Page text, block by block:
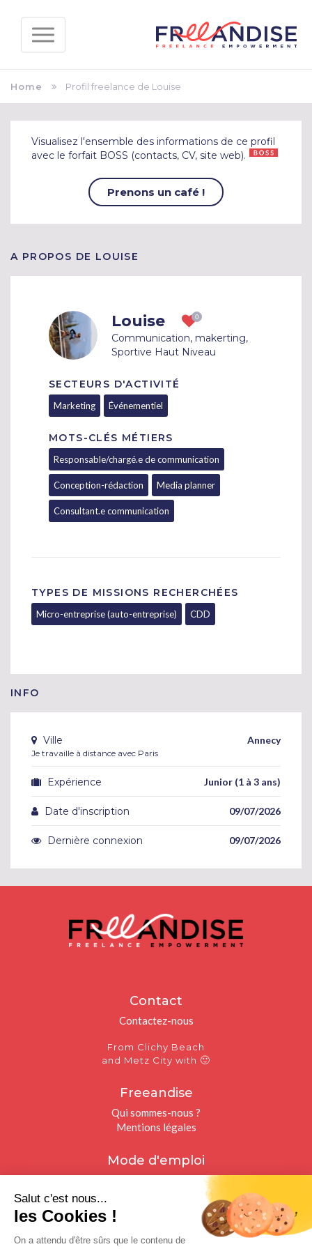
Salut c'est nous...
les Cookies !
On a attendu d'être sûrs que le contenu de
Home Profil freelance de Louise
Visualisez l'ensemble des informations de ce profil
avec le forfait BOSS (contacts, CV, site web).
Prenons un café !
A PROPOS DE LOUISE
Louise
Communication, makerting,
Sportive Haut Niveau
SECTEURS D'ACTIVITÉ
Marketing Événementiel
MOTS-CLÉS MÉTIERS
Responsable/chargé.e de communication
Conception-rédaction Media planner
Consultant.e communication
TYPES DE MISSIONS RECHERCHÉES
Micro-entreprise (auto-entreprise) CDD
INFO
Ville Annecy
Je travaille à distance avec Paris
Expérience Junior (1 à 3 ans)
Date d'inscription 09/07/2026
Dernière connexion 09/07/2026
Contact
Contactez-nous
From Clichy Beach
and Metz City with 🙂
Freeandise
Qui sommes-nous ?
Mentions légales
Mode d'emploi
Restons connectés